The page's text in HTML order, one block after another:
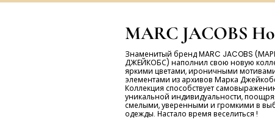
MARC JACOBS
Знаменитый бренд MARC JACOBS
ДЖЕЙКОБС) наполнил свою новую
яркими цветами, ироничными
элементами из архивов Марка
Коллекция способствует
уникальной индивидуальности,
смелыми, уверенными и громкими в
одежды. Настало время веселиться !